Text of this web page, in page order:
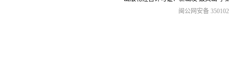
闽公网安备